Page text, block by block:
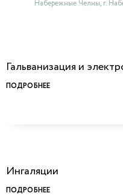
Набережные Челны, г.
Гальванизация и
ПОДРОБНЕЕ
Ингаляции
ПОДРОБНЕЕ